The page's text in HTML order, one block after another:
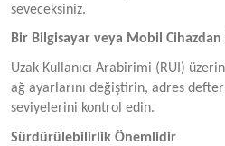
seveceksiniz.
Bir Bilgisayar veya Mobil Cihazdan
Uzak Kullanıcı Arabirimi (RUI)
ağ ayarlarını değiştirin, adres
seviyelerini kontrol edin.
Sürdürülebilirlik Önemlidir